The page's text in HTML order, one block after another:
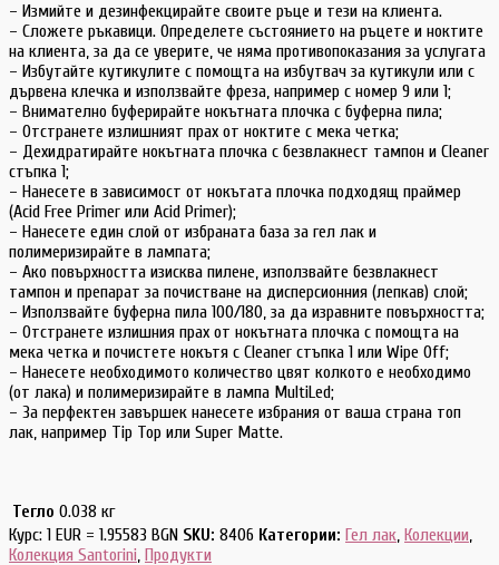
– Измийте и дезинфекцирайте своите ръце и тези на клиента.
– Сложете ръкавици. Определете състоянието на ръцете и ноктите
на клиента, за да се уверите, че няма противопоказания за услугата
– Избутайте кутикулите с помощта на избутвач за кутикули или с
дървена клечка и използвайте фреза, например с номер 9 или 1;
– Внимателно буферирайте нокътната плочка с буферна пила;
– Отстранете излишният прах от ноктите с мека четка;
– Дехидратирайте нокътната плочка с безвлакнест тампон и Cleaner
стъпка 1;
– Нанесете в зависимост от нокътата плочка подходящ праймер
(Acid Free Primer или Acid Primer);
– Нанесете един слой от избраната база за гел лак и
полимеризирайте в лампата;
– Ако повърхността изисква пилене, използвайте безвлакнест
тампон и препарат за почистване на дисперсионния (лепкав) слой;
– Използвайте буферна пила 100/180, за да изравните повърхността;
– Отстранете излишния прах от нокътната плочка с помощта на
мека четка и почистете нокътя с Cleaner стъпка 1 или Wipe Off;
– Нанесете необходимото количество цвят колкото е необходимо
(от лака) и полимеризирайте в лампа MultiLed;
– За перфектен завършек нанесете избрания от ваша страна топ
лак, например Tip Top или Super Matte.
Тегло 0.038 кг
Курс: 1 EUR = 1.95583 BGN SKU: 8406 Категории: Гел лак, Колекции,
Колекция Santorini, Продукти